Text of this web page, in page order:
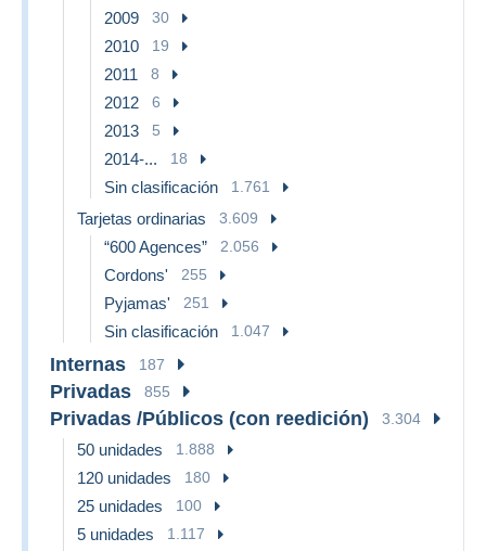
2009 30
2010 19
2011 8
2012 6
2013 5
2014-... 18
Sin clasificación 1.761
Tarjetas ordinarias 3.609
“600 Agences” 2.056
Cordons' 255
Pyjamas' 251
Sin clasificación 1.047
Internas 187
Privadas 855
Privadas /Públicos (con reedición) 3.304
50 unidades 1.888
120 unidades 180
25 unidades 100
5 unidades 1.117